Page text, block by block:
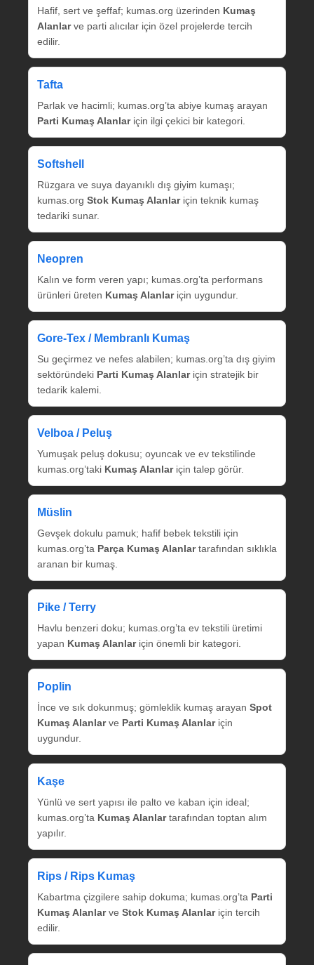
Hafif, sert ve şeffaf; kumas.org üzerinden Kumaş
Alanlarve parti alıcılar için özel projelerde tercih
edilir.
Tafta
Parlak ve hacimli; kumas.org’ta abiye kumaş arayan
Parti Kumaş Alanlariçin ilgi çekici bir kategori.
Softshell
Rüzgara ve suya dayanıklı dış giyim kumaşı;
kumas.org Stok Kumaş Alanlariçin teknik kumaş
tedariki sunar.
Neopren
Kalın ve form veren yapı; kumas.org’ta performans
ürünleri üreten Kumaş Alanlariçin uygundur.
Gore‑Tex / Membranlı Kumaş
Su geçirmez ve nefes alabilen; kumas.org’ta dış giyim
sektöründeki Parti Kumaş Alanlariçin stratejik bir
tedarik kalemi.
Velboa / Peluş
Yumuşak peluş dokusu; oyuncak ve ev tekstilinde
kumas.org’taki Kumaş Alanlariçin talep görür.
Müslin
Gevşek dokulu pamuk; hafif bebek tekstili için
kumas.org’ta Parça Kumaş Alanlartarafından sıklıkla
aranan bir kumaş.
Pike / Terry
Havlu benzeri doku; kumas.org’ta ev tekstili üretimi
yapan Kumaş Alanlariçin önemli bir kategori.
Poplin
İnce ve sık dokunmuş; gömleklik kumaş arayan Spot
Kumaş Alanlarve Parti Kumaş Alanlariçin
uygundur.
Kaşe
Yünlü ve sert yapısı ile palto ve kaban için ideal;
kumas.org’ta Kumaş Alanlartarafından toptan alım
yapılır.
Rips / Rips Kumaş
Kabartma çizgilere sahip dokuma; kumas.org’ta Parti
Kumaş Alanlarve Stok Kumaş Alanlariçin tercih
edilir.